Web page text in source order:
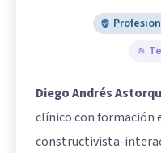
Diego Andrés
clínico con formación
constructivista-